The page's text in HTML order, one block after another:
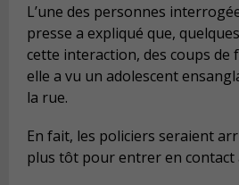
L’une des personnes
presse a expliqué que,
cette interaction, des coups de
elle a vu un adolescent
la rue.
En fait, les policiers seraient
plus tôt pour entrer en contact